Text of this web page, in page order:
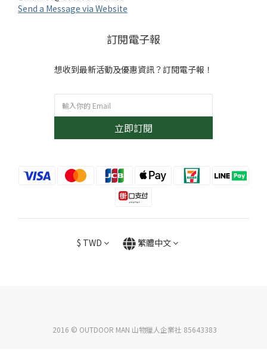
Send a Message via Website
訂閱電子報
想收到最新活動及優惠資訊？訂閱電子報！
立即訂閱
$ TWD 繁體中文
2016 © OUTDOOR MAN 山物獵人企業社 85643383